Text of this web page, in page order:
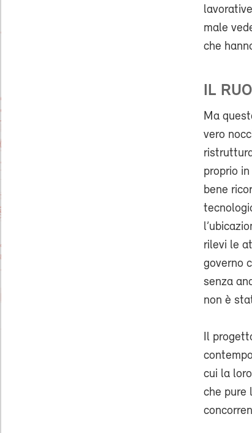
male
che
IL
Ma
vero
proprio
bene
rilevi le
governo
senza
non è
Il
cui la
che pure